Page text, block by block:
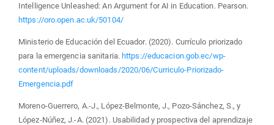
Intelligence Unleashed: An Argument for AI in Education. Pearson.
https://oro.open.ac.uk/50104/
Ministerio de Educación del Ecuador. (2020). Currículo priorizado
para la emergencia sanitaria. https://educacion.gob.ec/wp-
content/uploads/downloads/2020/06/Curriculo-Priorizado-
Emergencia.pdf
Moreno-Guerrero, A.-J., López-Belmonte, J., Pozo-Sánchez, S., y
López-Núñez, J.-A. (2021). Usabilidad y prospectiva del aprendizaje